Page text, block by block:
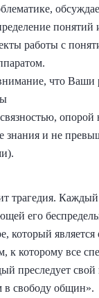
понятий
работы с
что Ваши
опорой
знания и не
трагедия.
его
который
которому все
преследует свой
в свободу общин».